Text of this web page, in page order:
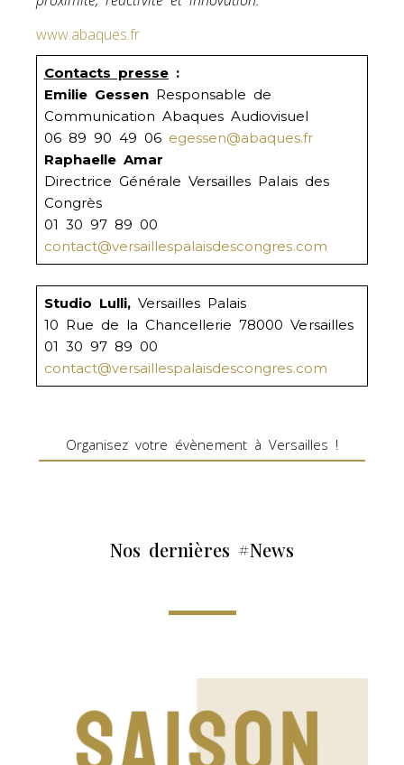
www.abaques.fr
Contacts presse:
Emilie GessenResponsable de
Communication Abaques Audiovisuel
06 89 90 49 06 egessen@abaques.fr
Raphaelle Amar
Directrice Générale Versailles Palais des
Congrès
01 30 97 89 00
contact@versaillespalaisdescongres.com
Studio Lulli, Versailles Palais
10 Rue de la Chancellerie 78000 Versailles
01 30 97 89 00
contact@versaillespalaisdescongres.com
Organisez votre évènement à Versailles !
Nos dernières #News​